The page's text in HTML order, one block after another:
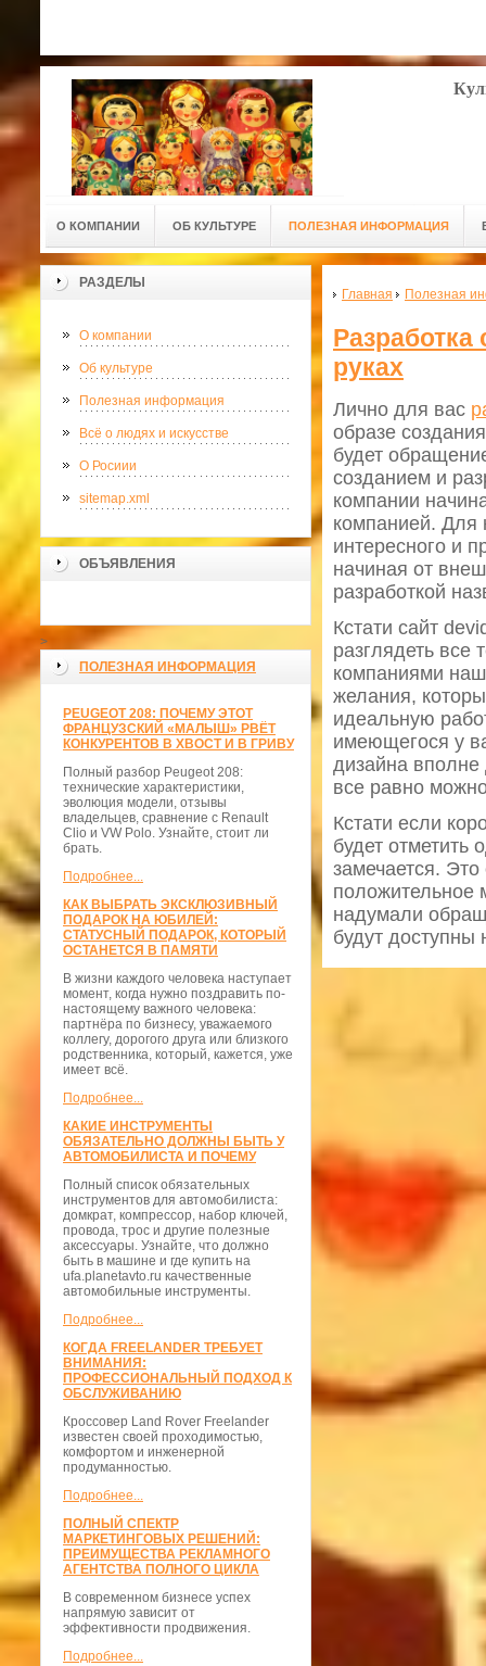
О КОМПАНИИ ОБ КУЛЬТУРЕ ПОЛЕЗНАЯ ИНФОРМАЦИЯ
РАЗДЕЛЫ
О компании
Об культуре
Полезная информация
Всё о людях и искусстве
О Росиии
sitemap.xml
ОБЪЯВЛЕНИЯ
>
ПОЛЕЗНАЯ ИНФОРМАЦИЯ
PEUGEOT 208: ПОЧЕМУ ЭТОТ
ФРАНЦУЗСКИЙ «МАЛЫШ» РВЁТ
КОНКУРЕНТОВ В ХВОСТ И В ГРИВУ
Полный разбор Peugeot 208:
технические характеристики,
эволюция модели, отзывы
владельцев, сравнение с Renault
Clio и VW Polo. Узнайте, стоит ли
брать.
Подробнее...
КАК ВЫБРАТЬ ЭКСКЛЮЗИВНЫЙ
ПОДАРОК НА ЮБИЛЕЙ:
СТАТУСНЫЙ ПОДАРОК, КОТОРЫЙ
ОСТАНЕТСЯ В ПАМЯТИ
В жизни каждого человека наступает
момент, когда нужно поздравить по-
настоящему важного человека:
партнёра по бизнесу, уважаемого
коллегу, дорогого друга или близкого
родственника, который, кажется, уже
имеет всё.
Подробнее...
КАКИЕ ИНСТРУМЕНТЫ
ОБЯЗАТЕЛЬНО ДОЛЖНЫ БЫТЬ У
АВТОМОБИЛИСТА И ПОЧЕМУ
Полный список обязательных
инструментов для автомобилиста:
домкрат, компрессор, набор ключей,
провода, трос и другие полезные
аксессуары. Узнайте, что должно
быть в машине и где купить на
ufa.planetavto.ru качественные
автомобильные инструменты.
Подробнее...
КОГДА FREELANDER ТРЕБУЕТ
ВНИМАНИЯ:
ПРОФЕССИОНАЛЬНЫЙ ПОДХОД К
ОБСЛУЖИВАНИЮ
Кроссовер Land Rover Freelander
известен своей проходимостью,
комфортом и инженерной
продуманностью.
Подробнее...
ПОЛНЫЙ СПЕКТР
МАРКЕТИНГОВЫХ РЕШЕНИЙ:
ПРЕИМУЩЕСТВА РЕКЛАМНОГО
АГЕНТСТВА ПОЛНОГО ЦИКЛА
В современном бизнесе успех
напрямую зависит от
эффективности продвижения.
Подробнее...
Главная Полезная
руках
Лично для вас
образе
будет
созданием и
компании
компанией. Для
интересного и
начиная от
разработкой
Кстати сайт
разглядеть все
компаниями
желания,
идеальную
имеющегося у
дизайна вполне
все равно
Кстати если
будет отметить
замечается.
положительное
надумали
будут доступны